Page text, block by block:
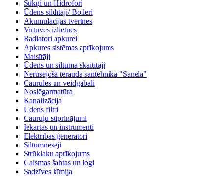
Sūkņi un Hidrofori
Ūdens sildītāji/ Boileri
Akumulācijas tvertnes
Virtuves izlietnes
Radiatori apkurei
Apkures sistēmas aprīkojums
Maisītāji
Ūdens un siltuma skaitītāji
Nerūsējošā tērauda santehnika "Sanela"
Caurules un veidgabali
Noslēgarmatūra
Kanalizācija
Ūdens filtri
Cauruļu stiprinājumi
Iekārtas un instrumenti
Elektrības ģeneratori
Siltumnesēji
Strūklaku aprīkojums
Gaismas šahtas un logi
Sadzīves ķīmija